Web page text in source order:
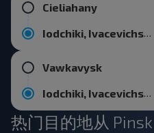
Cieliahany
Iodchiki, Ivacevichskiy r-n BRESTSKAYA OBL.
Vawkavysk
Iodchiki, Ivacevichskiy r-n BRESTSKAYA OBL.
热门目的地从 Pinsk